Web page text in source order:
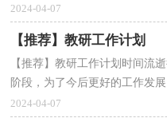
下来的学习做准备吧！可是到
2024-04-07
【推荐】教研工作计划
【推荐】教研工作计划时间流
阶段，为了今后更好的工作发
大家又在为写计划犯愁了？以
2024-04-07